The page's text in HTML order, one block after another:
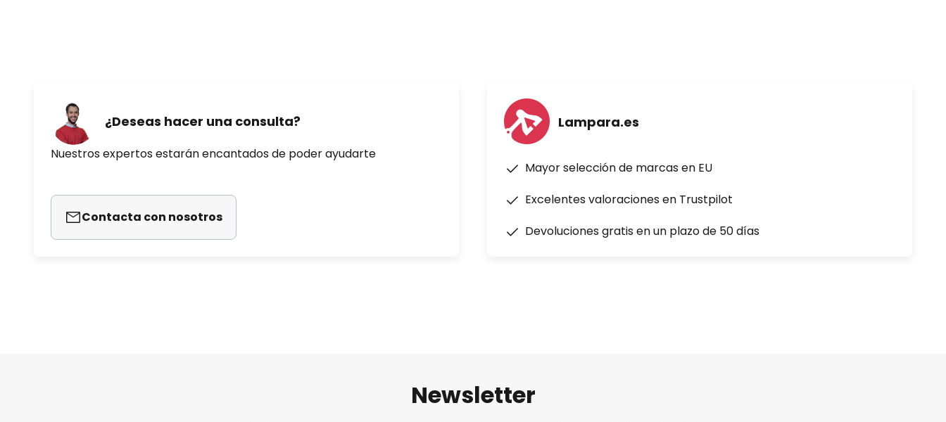
- 39 vatios a 920 rpm
- 44 vatios a 1130 rpm
¿Deseas hacer una consulta?
Nuestros expertos estarán encantados de poder ayudarte
Contacta con nosotros
Lampara.es
Mayor selección de marcas en EU
Excelentes valoraciones en Trustpilot
Devoluciones gratis en un plazo de 50 días
Newsletter